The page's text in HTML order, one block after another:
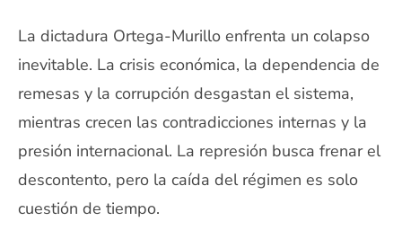
La dictadura Ortega-Murillo enfrenta un colapso
inevitable. La crisis económica, la dependencia de
remesas y la corrupción desgastan el sistema,
mientras crecen las contradicciones internas y la
presión internacional. La represión busca frenar el
descontento, pero la caída del régimen es solo
cuestión de tiempo.